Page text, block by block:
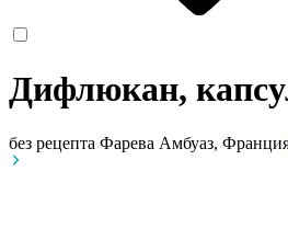
Дифлюкан,
без рецепта Фарева Амбуаз,